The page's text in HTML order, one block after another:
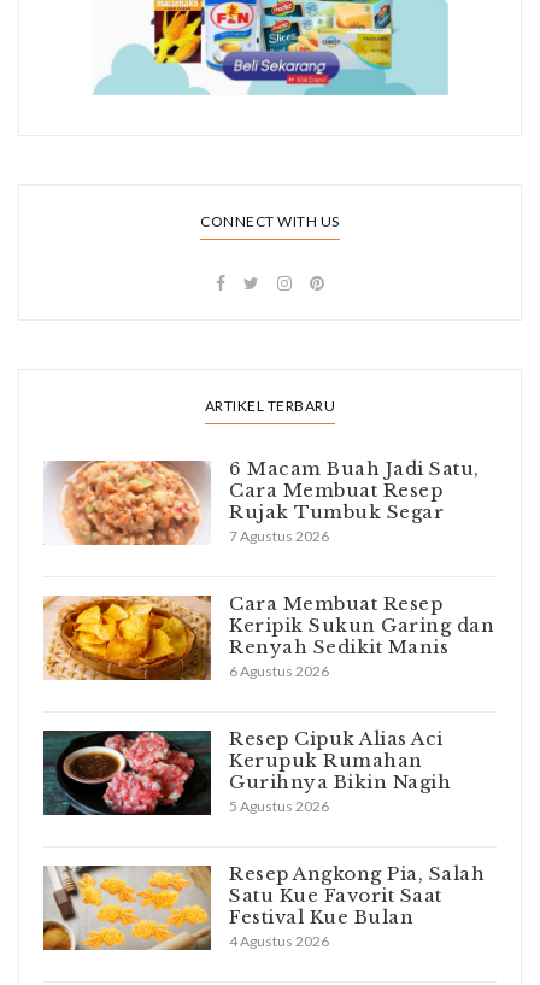
CONNECT WITH US
ARTIKEL TERBARU
6 Macam Buah Jadi Satu,
Cara Membuat Resep
Rujak Tumbuk Segar
7 Agustus 2026
Cara Membuat Resep
Keripik Sukun Garing dan
Renyah Sedikit Manis
6 Agustus 2026
Resep Cipuk Alias Aci
Kerupuk Rumahan
Gurihnya Bikin Nagih
5 Agustus 2026
Resep Angkong Pia, Salah
Satu Kue Favorit Saat
Festival Kue Bulan
4 Agustus 2026